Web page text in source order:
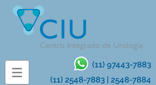
(11) 2548-7883 2548-7884
(11) 97443-7883